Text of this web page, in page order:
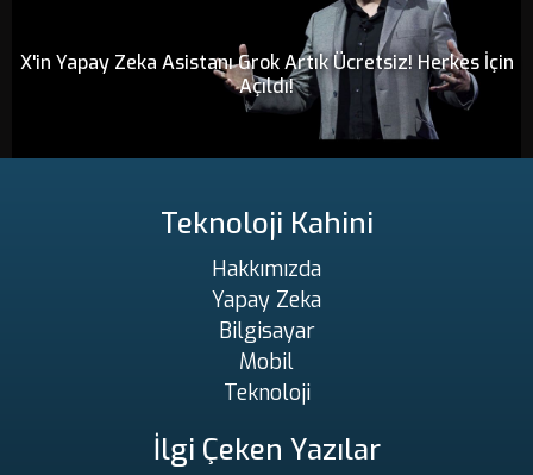
X'in Yapay Zeka Asistanı Grok Artık Ücretsiz! Herkes İçin
Açıldı!
Teknoloji Kahini
Hakkımızda
Yapay Zeka
Bilgisayar
Mobil
Teknoloji
İlgi Çeken Yazılar